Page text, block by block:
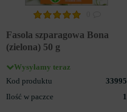
Fasola szparagowa Bona
(zielona) 50 g
Wysyłamy teraz
Kod produktu
33995
Ilość w paczce
1